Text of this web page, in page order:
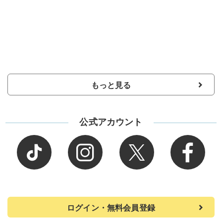
もっと見る
公式アカウント
ログイン・無料会員登録